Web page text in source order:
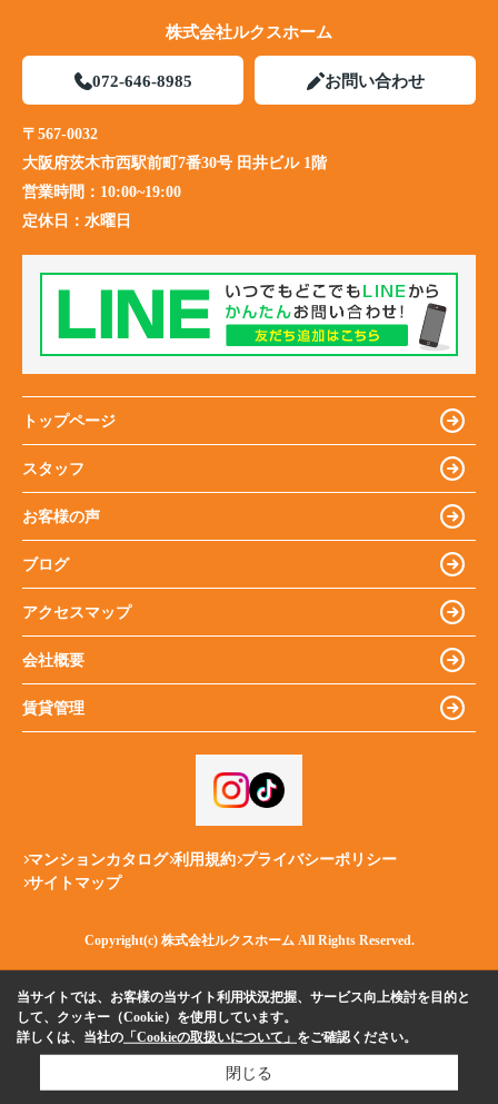
株式会社ルクスホーム
072-646-8985 お問い合わせ
〒567-0032
大阪府茨木市西駅前町7番30号 田井ビル 1階
営業時間： 10:00~19:00
定休日： 水曜日
トップページ
スタッフ
お客様の声
ブログ
アクセスマップ
会社概要
賃貸管理
マンションカタログ 利用規約 プライバシーポリシー
サイトマップ
Copyright(c) 株式会社ルクスホーム All Rights Reserved.
当サイトでは、お客様の当サイト利用状況把握、サービス向上検討を目的と
して、クッキー（Cookie）を使用しています。
詳しくは、当社の 「Cookieの取扱いについて」 をご確認ください。
閉じる